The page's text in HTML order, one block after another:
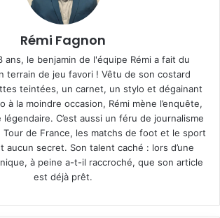
Rémi Fagnon
le benjamin de l'équipe Rémi a fait du
terrain de jeu favori ! Vêtu de son costard
teintées, un carnet, un stylo et dégainant
à la moindre occasion, Rémi mène l’enquête,
C’est aussi un féru de journalisme
de France, les matchs de foot et le sport
aucun secret. Son talent caché : lors d’une
à peine a-t-il raccroché, que son article
est déjà prêt.